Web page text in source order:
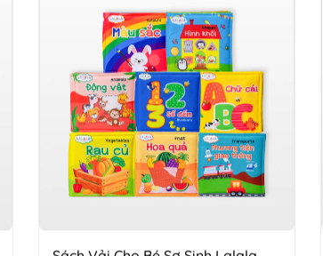
Sách Vải Cho Bé Sơ Sinh Lalala